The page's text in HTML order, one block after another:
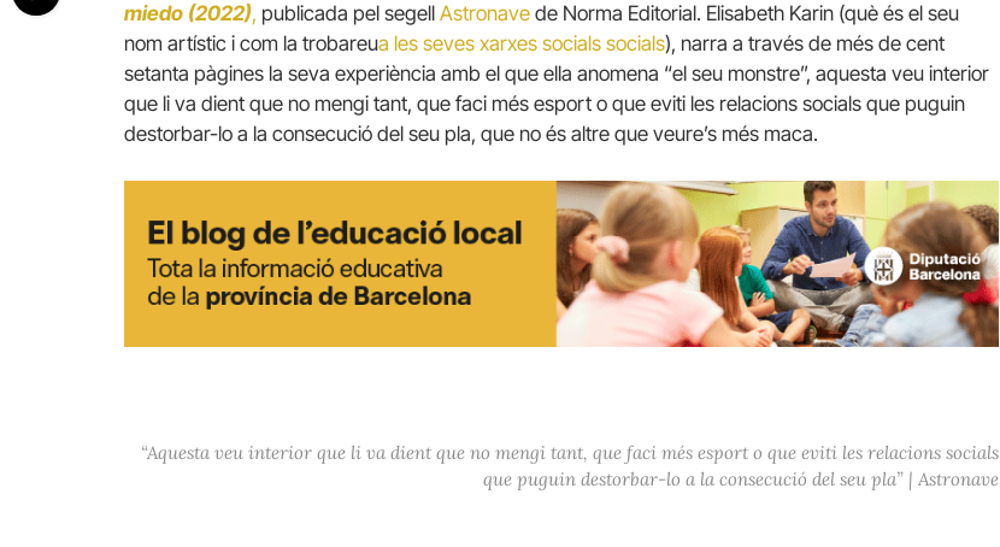
miedo (2022), publicada pel segell Astronave de Norma Editorial. Elisabeth Karin (què és el seu
nom artístic i com la trobareua les seves xarxes socials socials), narra a través de més de cent
setanta pàgines la seva experiència amb el que ella anomena “el seu monstre”, aquesta veu interior
que li va dient que no mengi tant, que faci més esport o que eviti les relacions socials que puguin
destorbar-lo a la consecució del seu pla, que no és altre que veure’s més maca.
“Aquesta veu interior que li va dient que no mengi tant, que faci més esport o que eviti les relacions socials
que puguin destorbar-lo a la consecució del seu pla” | Astronave